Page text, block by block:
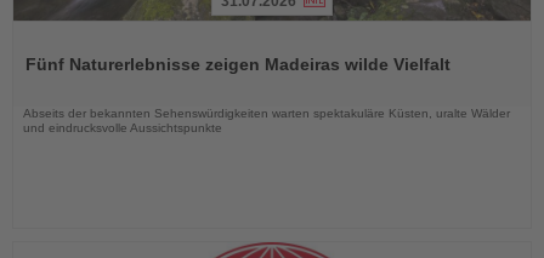
dieFünf Naturerlebnisse zeigen Madeiras wilde Vielfalt
Abseits der bekannten Sehenswürdigkeiten warten spektakuläre Küsten, uralte Wälder
und eindrucksvolle Aussichtspunkte